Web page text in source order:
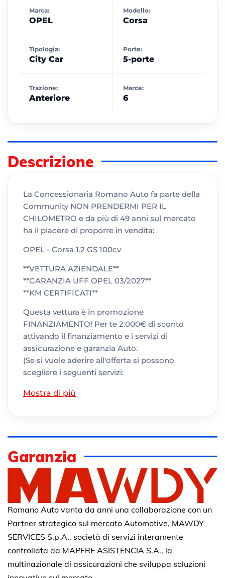
Marca:
OPEL
Modello:
Corsa
Tipologia:
City Car
Porte:
5-porte
Trazione:
Anteriore
Marce:
6
Descrizione
La Concessionaria Romano Auto fa parte della
Community NON PRENDERMI PER IL
CHILOMETRO e da più di 49 anni sul mercato
ha il piacere di proporre in vendita:
OPEL - Corsa 1.2 GS 100cv
**VETTURA AZIENDALE**
**GARANZIA UFF OPEL 03/2027**
**KM CERTIFICATI**
Questa vettura è in promozione
FINANZIAMENTO! Per te 2.000€ di sconto
attivando il finanziamento e i servizi di
assicurazione e garanzia Auto.
(Se si vuole aderire all'offerta si possono
scegliere i seguenti servizi:
Mostra di più
Garanzia
Romano Auto vanta da anni una collaborazione con un
Partner strategico sul mercato Automotive, MAWDY
SERVICES S.p.A., società di servizi interamente
controllata da MAPFRE ASISTENCIA S.A., la
multinazionale di assicurazioni che sviluppa soluzioni